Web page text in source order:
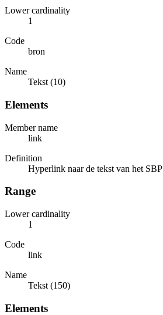
Lower cardinality
1
Code
bron
Name
Tekst (10)
Elements
Member name
link
Definition
Hyperlink naar de tekst van het SBP
Range
Lower cardinality
1
Code
link
Name
Tekst (150)
Elements